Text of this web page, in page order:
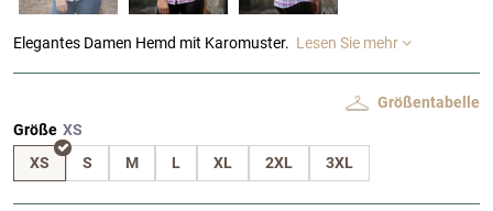
Elegantes Damen Hemd mit Karomuster. Lesen Sie mehr
Größe
XS
S M L XL 2XL 3XL
Größentabelle